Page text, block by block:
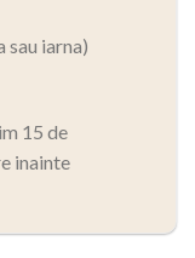
sau iarna)
15 de
inainte